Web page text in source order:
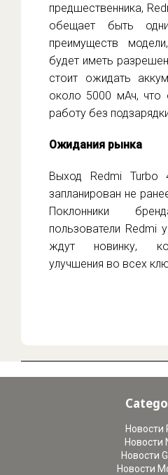
предшественника,
обещает быть
преимуществ
будет иметь
стоит ожидать
около 5000 мАч, что
работу без
Ожидания рынка
Выход Redmi Turbo
запланирован не
Поклонники
пользователи Redmi
ждут новинку,
улучшения во всех
Новости
Новости
Новости
Новости